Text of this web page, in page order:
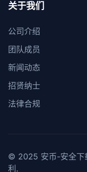
关于我们
公司介绍
团队成员
新闻动态
招贤纳士
法律合规
© 2025 安币-安全下
利.